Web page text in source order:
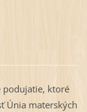
podujatie, ktoré
Únia materských